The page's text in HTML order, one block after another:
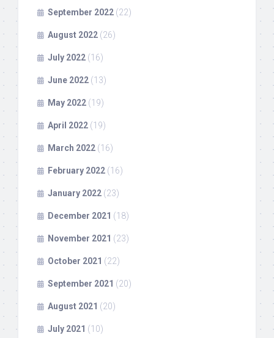
September 2022 (22)
August 2022 (26)
July 2022 (16)
June 2022 (13)
May 2022 (19)
April 2022 (19)
March 2022 (16)
February 2022 (16)
January 2022 (23)
December 2021 (18)
November 2021 (23)
October 2021 (22)
September 2021 (20)
August 2021 (20)
July 2021 (10)